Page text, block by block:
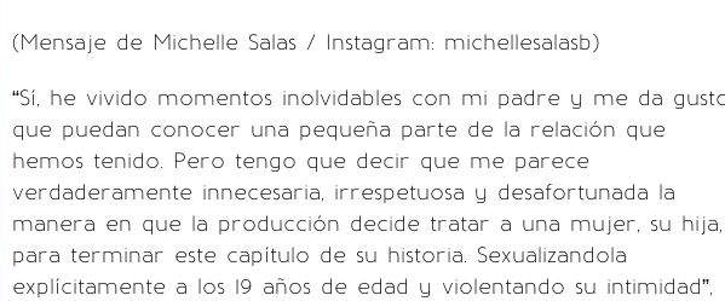
(Mensaje de Michelle Salas / Instagram: michellesalasb)
“Sí, he vivido momentos inolvidables con mi padre y me da
que puedan conocer una pequeña parte de la relación que
hemos tenido. Pero tengo que decir que me parece
verdaderamente innecesaria, irrespetuosa y desafortunada la
manera en que la producción decide tratar a una mujer, su hija,
para terminar este capítulo de su historia. Sexualizandola
explícitamente a los 19 años de edad y violentando su intimidad”,